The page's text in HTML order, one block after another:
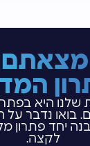
שלנו היא
בואו נדבר על
יחד פתרון
לקצה.